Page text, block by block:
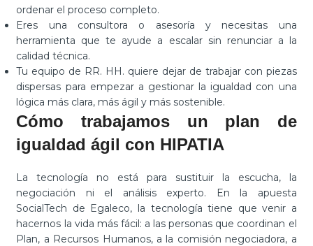
ordenar el proceso completo.
Eres una consultora o asesoría y necesitas una
herramienta que te ayude a escalar sin renunciar a la
calidad técnica.
Tu equipo de RR. HH. quiere dejar de trabajar con piezas
dispersas para empezar a gestionar la igualdad con una
lógica más clara, más ágil y más sostenible.
Cómo trabajamos un plan de
igualdad ágil con HIPATIA
La tecnología no está para sustituir la escucha, la
negociación ni el análisis experto. En la apuesta
SocialTech de Egaleco, la tecnología tiene que venir a
hacernos la vida más fácil: a las personas que coordinan el
Plan, a Recursos Humanos, a la comisión negociadora, a